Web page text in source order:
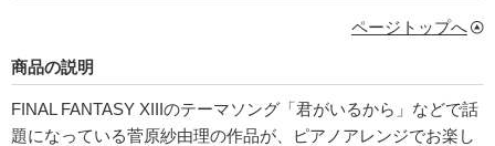
ページトップへ
商品の説明
FINAL FANTASY XIIIのテーマソング「君がいるから」などで話
題になっている菅原紗由理の作品が、ピアノアレンジでお楽し